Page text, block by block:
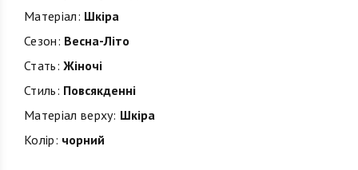
Матеріал: Шкіра
Сезон: Весна-Літо
Стать: Жіночі
Стиль: Повсякденні
Матеріал верху: Шкіра
Колір: чорний